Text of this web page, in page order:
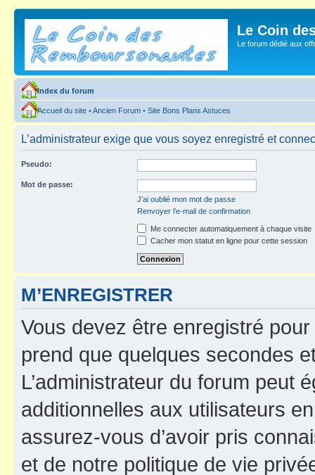
Le Coin
Le forum dédié aux
Index du forum
Accueil du site •Ancien Forum • Site Bons Plans Astuces
L’administrateur exige que vous soyez enregistré et
Pseudo:
Mot de passe:
J’ai oublié mon mot de passe
Renvoyer l’e-mail de confirmation
Me connecter automatiquement à chaque visite
Cacher mon statut en ligne pour cette session
M’ENREGISTRER
Vous devez être enregistré
prend que quelques secondes
L’administrateur du forum peut
additionnelles aux utilisateurs
assurez-vous d’avoir pris
et de notre politique de vie